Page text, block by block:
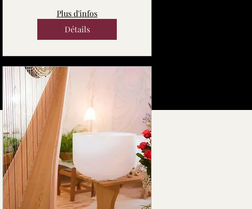
Plus d'infos
Détails